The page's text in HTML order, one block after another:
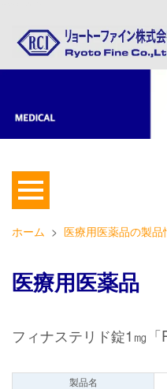
ホーム > 医療用医薬品の製品
医療用医薬品
フィナステリド錠1㎎「
製品名